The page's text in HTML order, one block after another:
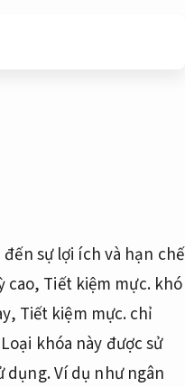
sự lợi ích và hạn chế
cao, Tiết kiệm mực.khó
Tiết kiệm mực.chỉ
Loại khóa này được sử
dụng.Ví dụ như ngân